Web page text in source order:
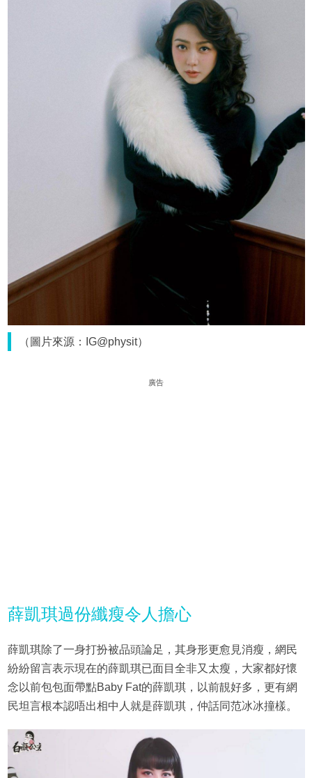
（圖片來源：IG@physit）
廣告
薛凱琪過份纖瘦令人擔心
薛凱琪除了一身打扮被品頭論足，其身形更愈見消瘦，網民
紛紛留言表示現在的薛凱琪已面目全非又太瘦，大家都好懷
念以前包包面帶點Baby Fat的薛凱琪，以前靚好多，更有網
民坦言根本認唔出相中人就是薛凱琪，仲話同范冰冰撞樣。